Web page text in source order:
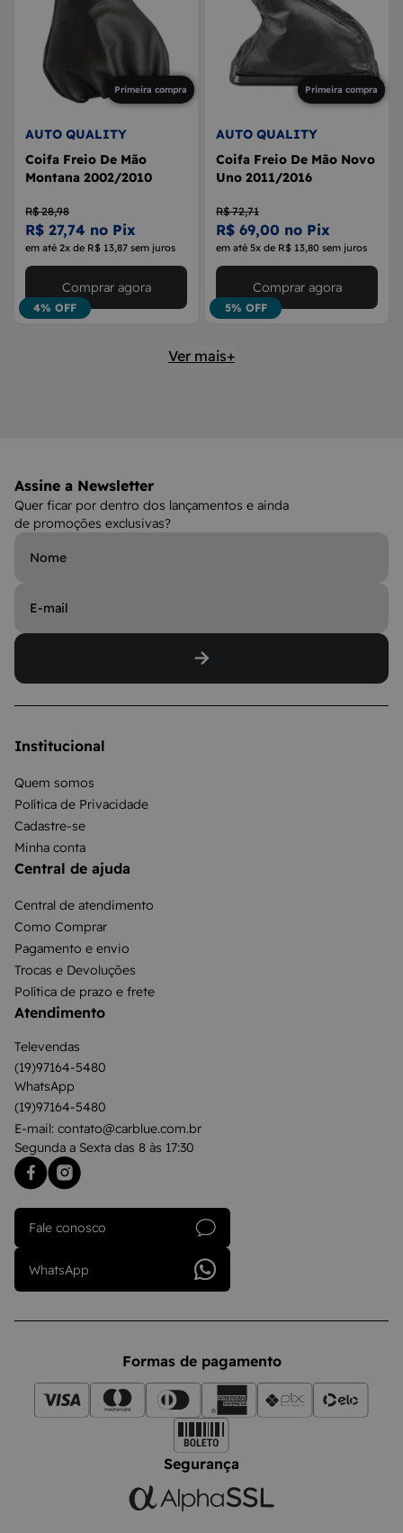
Primeira compra
AUTO QUALITY
Coifa Freio De Mão
Montana 2002/2010
R$ 28,98
R$ 27,74 no Pix
em até 2x de R$ 13,87 sem juros
4% OFF
Comprar agora
Primeira compra
AUTO QUALITY
Coifa Freio De Mão Novo
Uno 2011/2016
R$ 72,71
R$ 69,00 no Pix
em até 5x de R$ 13,80 sem juros
5% OFF
Comprar agora
Ver mais+
Assine a Newsletter
Quer ficar por dentro dos lançamentos e ainda
de promoções exclusivas?
Institucional
Quem somos
Política de Privacidade
Cadastre-se
Minha conta
Central de ajuda
Central de atendimento
Como Comprar
Pagamento e envio
Trocas e Devoluções
Política de prazo e frete
Atendimento
Televendas
(19)97164-5480
WhatsApp
(19)97164-5480
E-mail: contato@carblue.com.br
Segunda a Sexta das 8 às 17:30
Fale conosco
WhatsApp
Formas de pagamento
Segurança